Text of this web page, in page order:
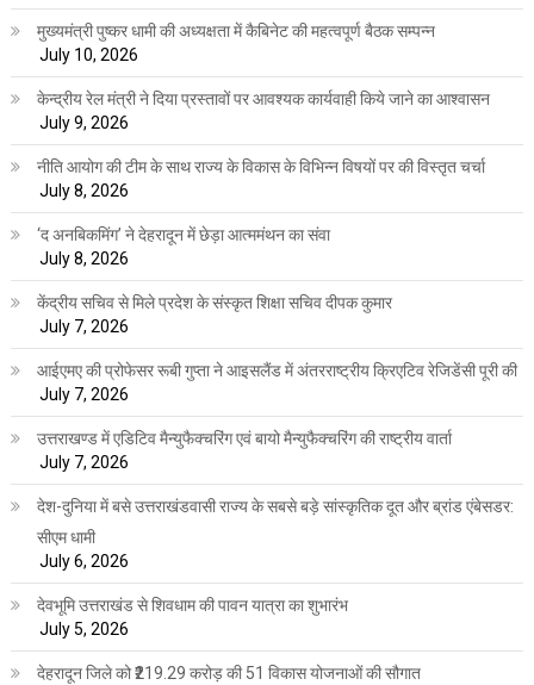
मुख्यमंत्री पुष्कर धामी की अध्यक्षता में कैबिनेट की महत्वपूर्ण बैठक सम्पन्न
July 10, 2026
केन्द्रीय रेल मंत्री ने दिया प्रस्तावों पर आवश्यक कार्यवाही किये जाने का आश्वासन
July 9, 2026
नीति आयोग की टीम के साथ राज्य के विकास के विभिन्न विषयों पर की विस्तृत चर्चा
July 8, 2026
‘द अनबिकमिंग’ ने देहरादून में छेड़ा आत्ममंथन का संवा
July 8, 2026
केंद्रीय सचिव से मिले प्रदेश के संस्कृत शिक्षा सचिव दीपक कुमार
July 7, 2026
आईएमए की प्रोफेसर रूबी गुप्ता ने आइसलैंड में अंतरराष्ट्रीय क्रिएटिव रेजिडेंसी पूरी की
July 7, 2026
उत्तराखण्ड में एडिटिव मैन्युफैक्चरिंग एवं बायो मैन्युफैक्चरिंग की राष्ट्रीय वार्ता
July 7, 2026
देश-दुनिया में बसे उत्तराखंडवासी राज्य के सबसे बड़े सांस्कृतिक दूत और ब्रांड एंबेसडर:
सीएम धामी
July 6, 2026
देवभूमि उत्तराखंड से शिवधाम की पावन यात्रा का शुभारंभ
July 5, 2026
देहरादून जिले को ₹219.29 करोड़ की 51 विकास योजनाओं की सौगात